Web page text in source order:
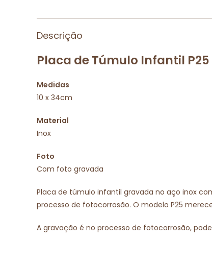
Descrição
Placa de Túmulo Infantil P25
Medidas
10 x 34cm
Material
Inox
Foto
Com foto gravada
Placa de túmulo infantil gravada no aço inox
processo de fotocorrosão. O modelo P25
A gravação é no processo de fotocorrosão,